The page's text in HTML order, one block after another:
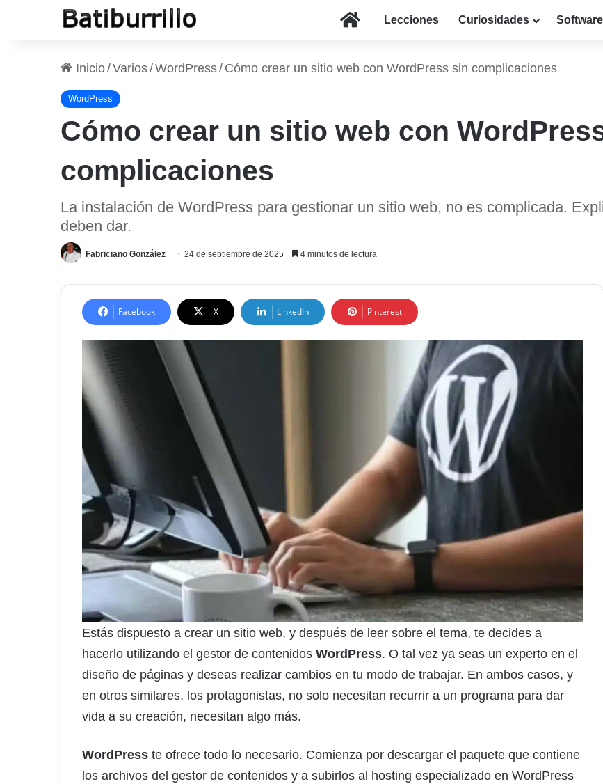
InicioLecciones Curiosidades Software
Inicio/Varios/WordPress/ Cómo crear un sitio web con WordPress sin complicaciones
WordPress
Cómo crear un sitio web con
complicaciones
La instalación de WordPress para gestionar un sitio web, no es complicada.
deben dar.
Fabriciano González 24 de septiembre de 2025 4 minutos de lectura
Facebook X LinkedIn Pinterest
Estás dispuesto a crear un sitio web, y después de leer sobre el tema, te decides a
hacerlo utilizando el gestor de contenidos WordPress. O tal vez ya seas un experto en el
diseño de páginas y deseas realizar cambios en tu modo de trabajar. En ambos casos, y
en otros similares, los protagonistas, no solo necesitan recurrir a un programa para dar
vida a su creación, necesitan algo más.
WordPress te ofrece todo lo necesario. Comienza por descargar el paquete que contiene
los archivos del gestor de contenidos y a subirlos al hosting especializado en WordPress